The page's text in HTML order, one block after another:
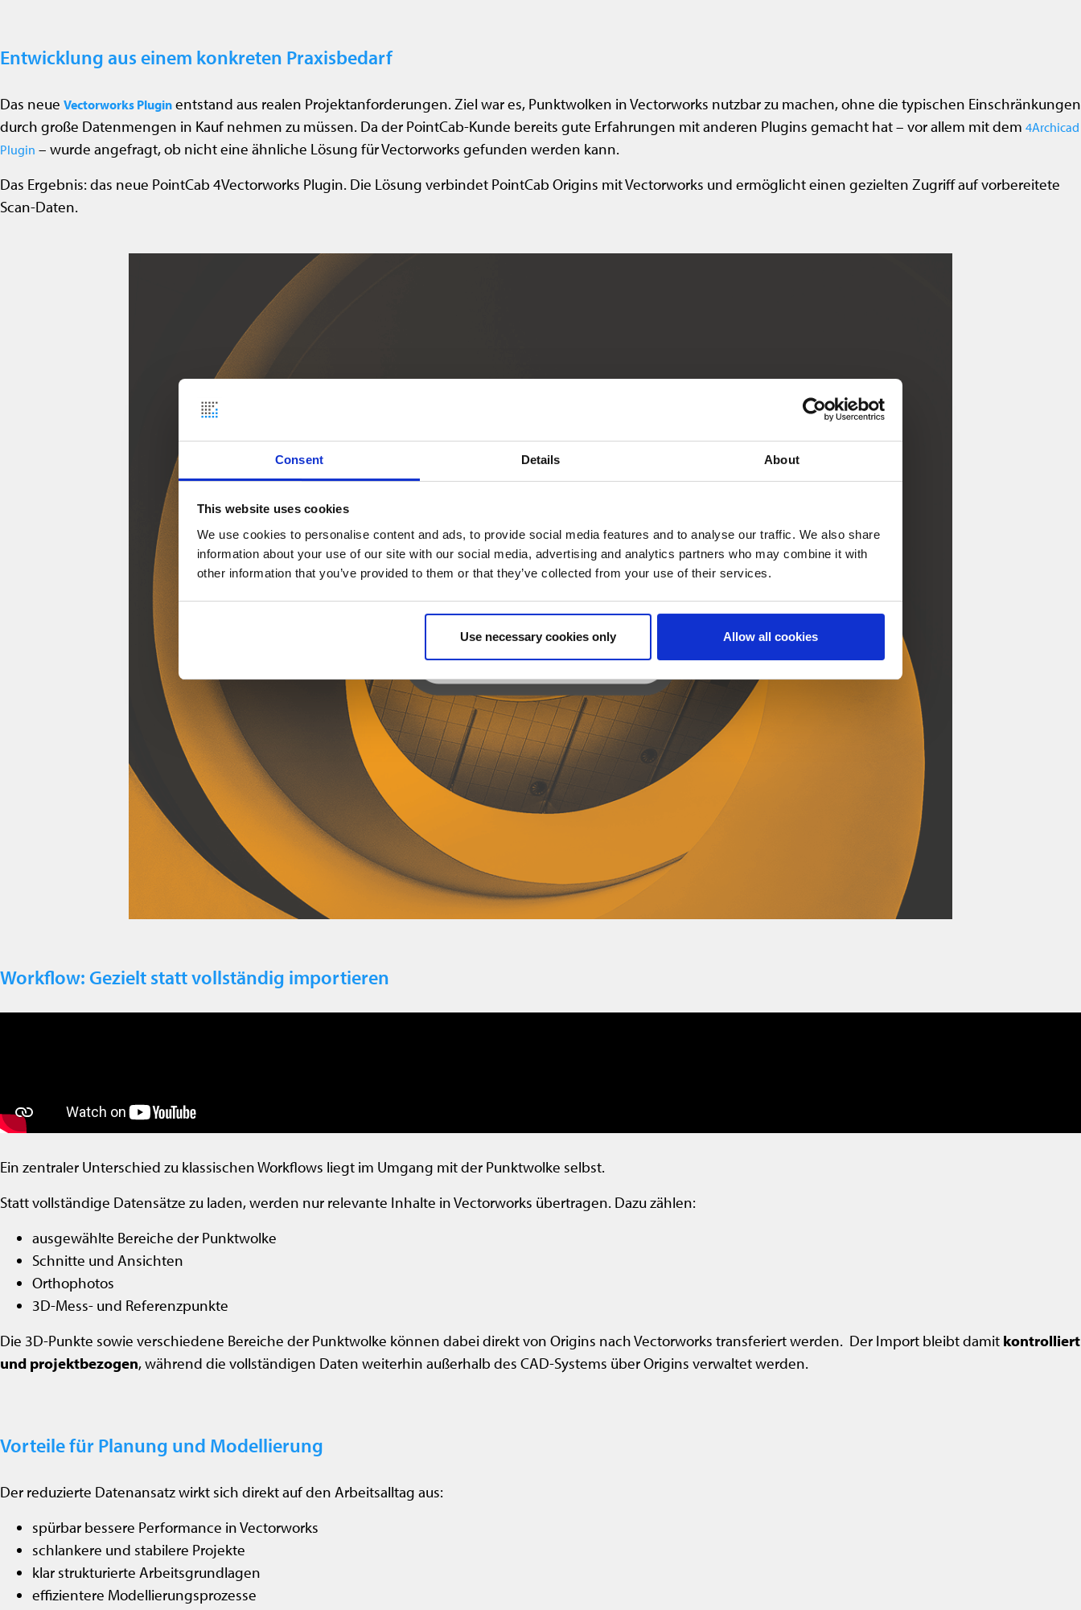
Consent Details About
This website uses cookies
We use cookies to personalise content and ads, to provide social media features and to analyse our traffic. We also share
information about your use of our site with our social media, advertising and analytics partners who may combine it with
other information that you’ve provided to them or that they’ve collected from your use of their services.
Use necessary cookies only Allow all cookies
Entwicklung aus einem konkreten Praxisbedarf
Das neue Vectorworks Plugin entstand aus realen Projektanforderungen. Ziel war es, Punktwolken in Vectorworks nutzbar zu machen, ohne die typischen Einschränkungen
durch große Datenmengen in Kauf nehmen zu müssen. Da der PointCab-Kunde bereits gute Erfahrungen mit anderen Plugins gemacht hat – vor allem mit dem 4Archicad
Plugin – wurde angefragt, ob nicht eine ähnliche Lösung für Vectorworks gefunden werden kann.
Das Ergebnis: das neue PointCab 4Vectorworks Plugin. Die Lösung verbindet PointCab Origins mit Vectorworks und ermöglicht einen gezielten Zugriff auf vorbereitete
Scan-Daten.
Workflow: Gezielt statt vollständig importieren
Ein zentraler Unterschied zu klassischen Workflows liegt im Umgang mit der Punktwolke selbst.
Statt vollständige Datensätze zu laden, werden nur relevante Inhalte in Vectorworks übertragen. Dazu zählen:
ausgewählte Bereiche der Punktwolke
Schnitte und Ansichten
Orthophotos
3D-Mess- und Referenzpunkte
Die 3D-Punkte sowie verschiedene Bereiche der Punktwolke können dabei direkt von Origins nach Vectorworks transferiert werden. Der Import bleibt damit kontrolliert
und projektbezogen, während die vollständigen Daten weiterhin außerhalb des CAD-Systems über Origins verwaltet werden.
Vorteile für Planung und Modellierung
Der reduzierte Datenansatz wirkt sich direkt auf den Arbeitsalltag aus:
spürbar bessere Performance in Vectorworks
schlankere und stabilere Projekte
klar strukturierte Arbeitsgrundlagen
effizientere Modellierungsprozesse